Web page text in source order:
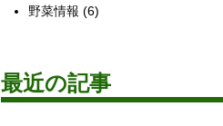
野菜情報 (6)
最近の記事